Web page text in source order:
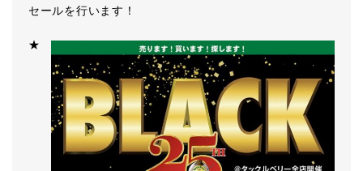
セールを行います！
★